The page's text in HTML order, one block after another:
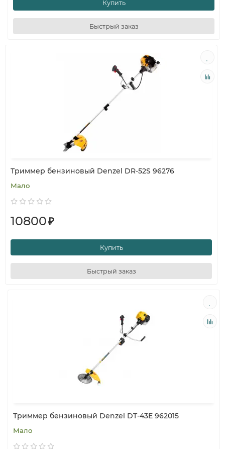
Купить
Быстрый заказ
Триммер бензиновый Denzel DR-52S 96276
Мало
10800₽
Купить
Быстрый заказ
Триммер бензиновый Denzel DT-43E 962015
Мало